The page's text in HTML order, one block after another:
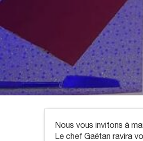
Nous vous invitons à
Le chef Gaëtan ravira